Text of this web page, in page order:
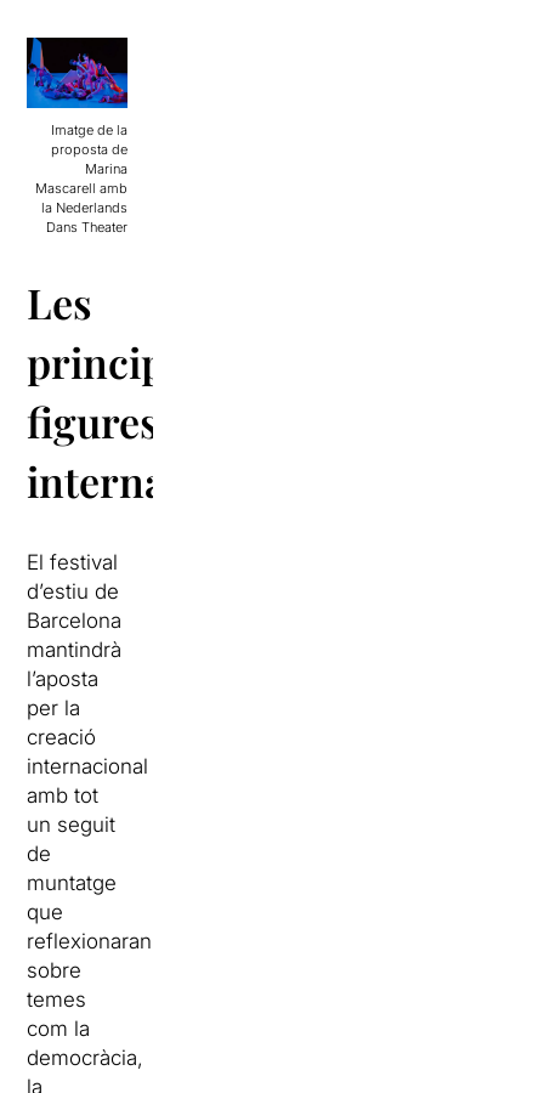
Imatge de la
proposta de
Marina
Mascarell amb
la Nederlands
Dans Theater
Les
principals
figures
internacionals
El festival
d’estiu de
Barcelona
mantindrà
l’aposta
per la
creació
internacional
amb tot
un seguit
de
muntatge
que
reflexionaran
sobre
temes
com la
democràcia,
la